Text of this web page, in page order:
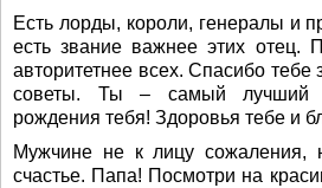
Есть лорды, короли, генералы и
есть звание важнее этих отец.
авторитетнее всех. Спасибо тебе
советы. Ты – самый лучший
рождения тебя! Здоровья тебе и
Мужчине не к лицу сожаления,
счастье. Папа! Посмотри на